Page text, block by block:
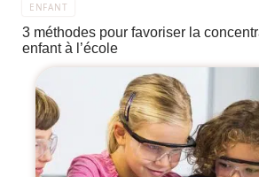
ENFANT
3 méthodes pour favoriser la
enfant à l’école